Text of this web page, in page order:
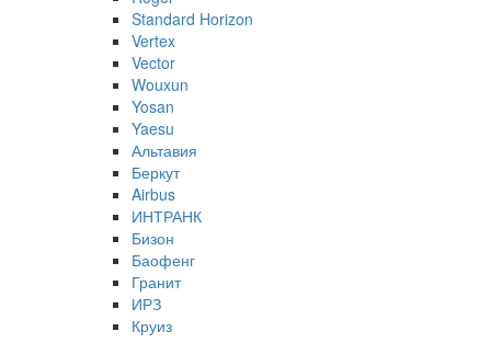
Standard Horizon
Vertex
Vector
Wouxun
Yosan
Yaesu
Альтавия
Беркут
Airbus
ИНТРАНК
Бизон
Баофенг
Гранит
ИРЗ
Круиз